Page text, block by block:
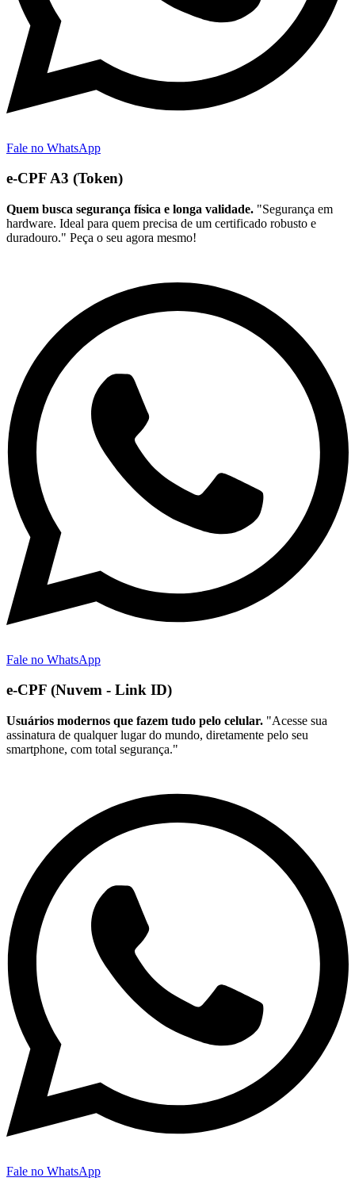
Fale no WhatsApp
e-CPF A3 (Token)
Quem busca segurança física e longa validade. "Segurança em
hardware. Ideal para quem precisa de um certificado robusto e
duradouro." Peça o seu agora mesmo!
Fale no WhatsApp
e-CPF (Nuvem - Link ID)
Usuários modernos que fazem tudo pelo celular. "Acesse sua
assinatura de qualquer lugar do mundo, diretamente pelo seu
smartphone, com total segurança."
Fale no WhatsApp